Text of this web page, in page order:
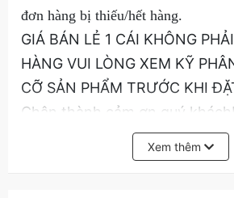
đơn hàng bị thiếu/hết hàng.
GIÁ BÁN LẺ 1 CÁI KHÔNG
HÀNG VUI LÒNG XEM KỸ
CỠ SẢN PHẨM TRƯỚC KHI
Chân thành cảm ơn quý khách!
Xem thêm